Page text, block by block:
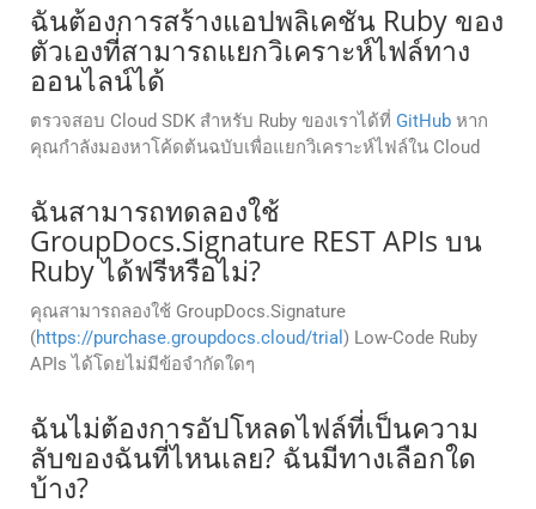
ฉันต้องการสร้างแอปพลิเคชัน Ruby ของ
ตัวเองที่สามารถแยกวิเคราะห์ไฟล์ทาง
ออนไลน์ได้
ตรวจสอบ Cloud SDK สำหรับ Ruby ของเราได้ที่ GitHub หาก
คุณกำลังมองหาโค้ดต้นฉบับเพื่อแยกวิเคราะห์ไฟล์ใน Cloud
ฉันสามารถทดลองใช้
GroupDocs.Signature REST APIs บน
Ruby ได้ฟรีหรือไม่?
คุณสามารถลองใช้ GroupDocs.Signature
(https://purchase.groupdocs.cloud/trial ) Low-Code Ruby
APIs ได้โดยไม่มีข้อจำกัดใดๆ
ฉันไม่ต้องการอัปโหลดไฟล์ที่เป็นความ
ลับของฉันที่ไหนเลย? ฉันมีทางเลือกใด
บ้าง?